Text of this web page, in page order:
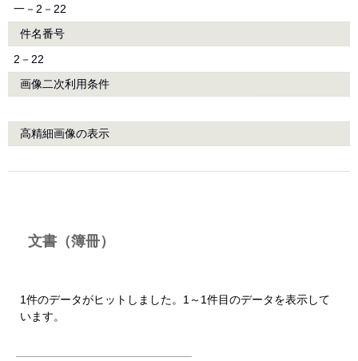
一－2－22
件名番号
2－22
画像二次利用条件
高精細画像の表示
文書（簿冊）
1件のデータがヒットしました。1～1件目のデータを表示して
います。